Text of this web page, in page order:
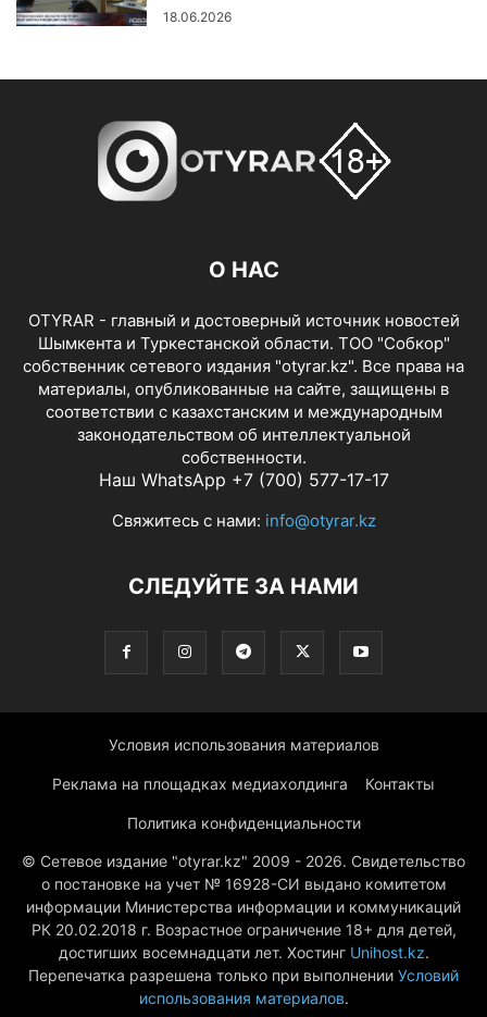
18.06.2026
О НАС
OTYRAR - главный и достоверный источник новостей
Шымкента и Туркестанской области. ТОО "Собкор"
собственник сетевого издания "otyrar.kz". Все права на
материалы, опубликованные на сайте, защищены в
соответствии с казахстанским и международным
законодательством об интеллектуальной
собственности.
Наш WhatsApp +7 (700) 577-17-17
Свяжитесь с нами: info@otyrar.kz
СЛЕДУЙТЕ ЗА НАМИ
Условия использования материалов
Реклама на площадках медиахолдинга Контакты
Политика конфиденциальности
© Сетевое издание "otyrar.kz" 2009 - 2026. Свидетельство
о постановке на учет № 16928-СИ выдано комитетом
информации Министерства информации и коммуникаций
РК 20.02.2018 г. Возрастное ограничение 18+ для детей,
достигших восемнадцати лет. Хостинг Unihost.kz.
Перепечатка разрешена только при выполнении Условий
использования материалов.